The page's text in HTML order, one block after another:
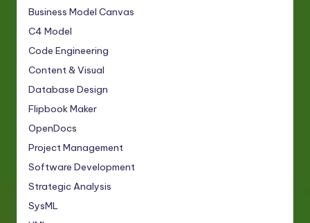
Business Model Canvas
C4 Model
Code Engineering
Content & Visual
Database Design
Flipbook Maker
OpenDocs
Project Management
Software Development
Strategic Analysis
SysML